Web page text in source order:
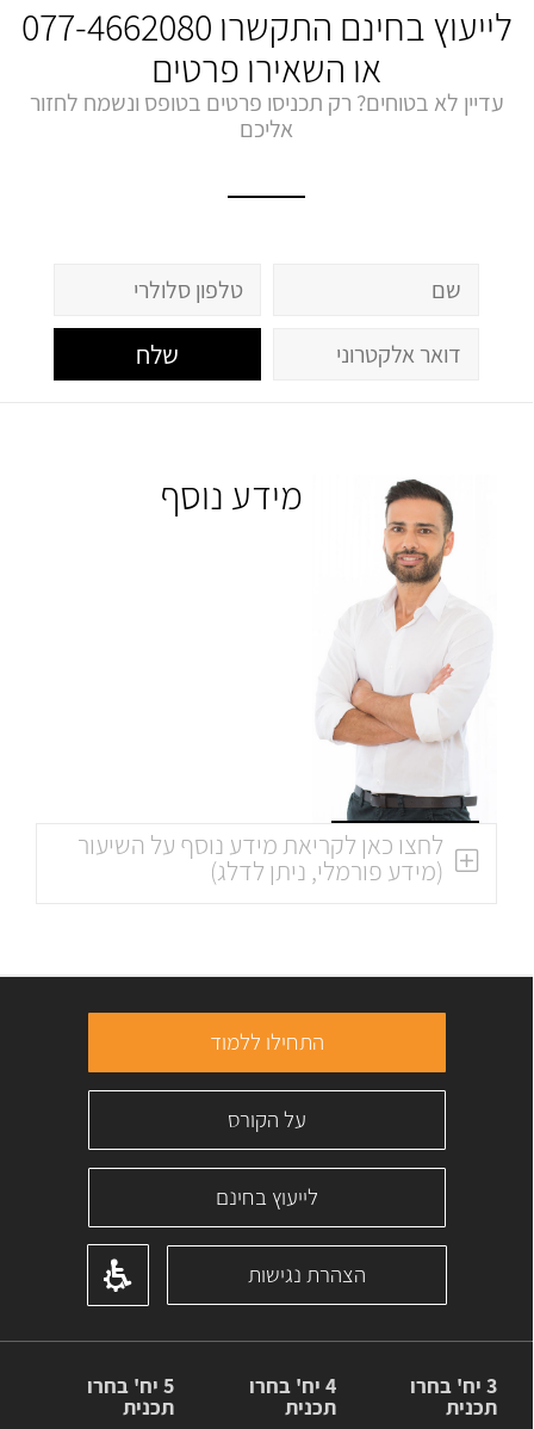
לייעוץ בחינם התקשרו 077-4662080
או השאירו פרטים
עדיין לא בטוחים? רק תכניסו פרטים בטופס ונשמח לחזור
אליכם
שלח
מידע נוסף
לחצו כאן לקריאת מידע נוסף על השיעור
(מידע פורמלי, ניתן לדלג)
התחילו ללמוד
על הקורס
לייעוץ בחינם
הצהרת נגישות
3 יח' בחרו
תכנית
4 יח' בחרו
תכנית
5 יח' בחרו
תכנית